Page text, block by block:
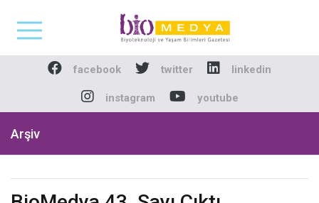
Biomedya -
facebook twitter linkedin
instagram youtube
Arşiv